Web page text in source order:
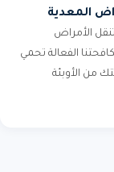
المعدية
الأمراض
الفعالة تحمي
من الأوبئة